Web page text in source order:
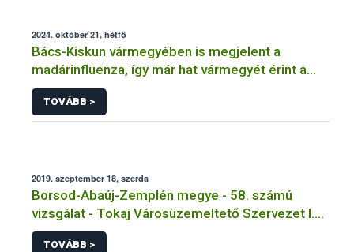
2024. október 21, hétfő
Bács-Kiskun vármegyében is megjelent a
madárinfluenza, így már hat vármegyét érint a
járvány
TOVÁBB >
2019. szeptember 18, szerda
Borsod-Abaúj-Zemplén megye - 58. számú
vizsgálat - Tokaj Városüzemeltető Szervezet I.
sz. üzemi konyha-Tokaj
TOVÁBB >